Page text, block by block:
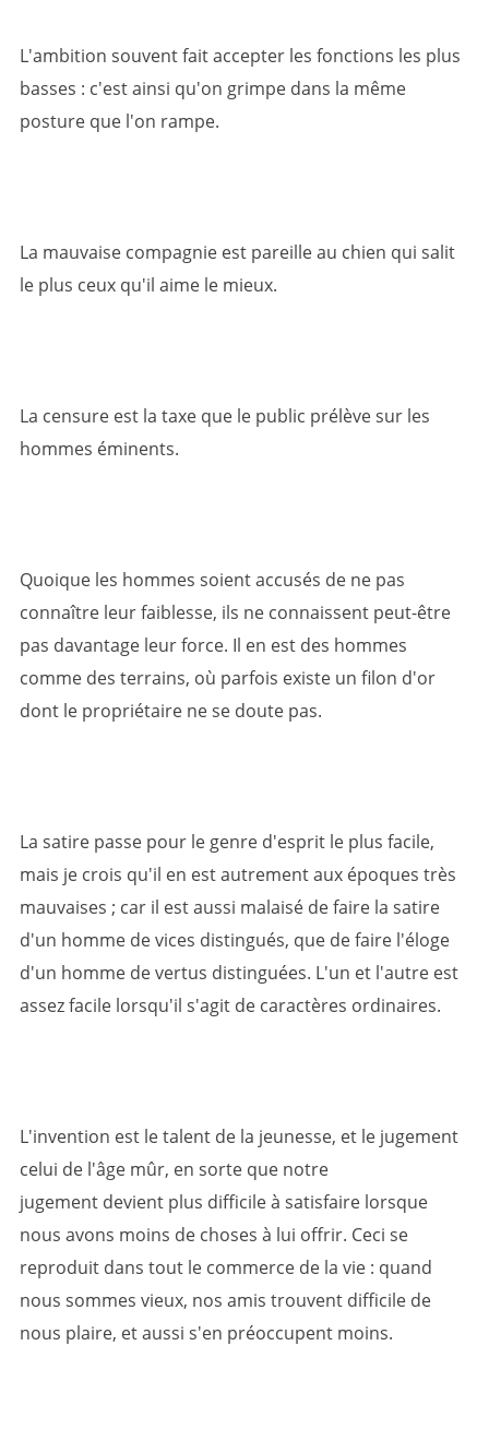
L'ambition souvent fait accepter les fonctions les plus
basses : c'est ainsi qu'on grimpe dans la même
posture que l'on rampe.
La mauvaise compagnie est pareille au chien qui salit
le plus ceux qu'il aime le mieux.
La censure est la taxe que le public prélève sur les
hommes éminents.
Quoique les hommes soient accusés de ne pas
connaître leur faiblesse, ils ne connaissent peut-être
pas davantage leur force. Il en est des hommes
comme des terrains, où parfois existe un filon d'or
dont le propriétaire ne se doute pas.
La satire passe pour le genre d'esprit le plus facile,
mais je crois qu'il en est autrement aux époques très
mauvaises ; car il est aussi malaisé de faire la satire
d'un homme de vices distingués, que de faire l'éloge
d'un homme de vertus distinguées. L'un et l'autre est
assez facile lorsqu'il s'agit de caractères ordinaires.
L'invention est le talent de la jeunesse, et le jugement
celui de l'âge mûr, en sorte que notre
jugement devient plus difficile à satisfaire lorsque
nous avons moins de choses à lui offrir. Ceci se
reproduit dans tout le commerce de la vie : quand
nous sommes vieux, nos amis trouvent difficile de
nous plaire, et aussi s'en préoccupent moins.